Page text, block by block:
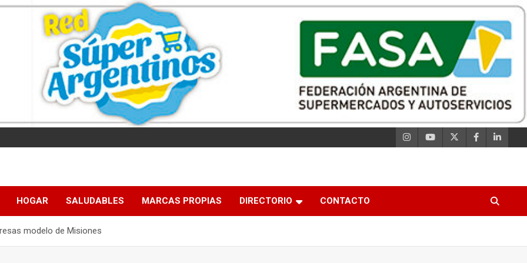
HOGAR SALUDABLES MARCAS PROPIAS DIRECTORIO CONTACTO
modelo de Misiones